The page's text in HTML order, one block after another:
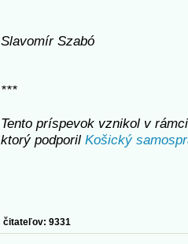
Slavomír Szabó
***
Tento príspevok vznikol v
ktorý podporil Košický
čitateľov: 9331